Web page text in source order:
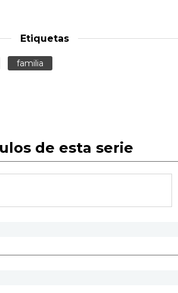
Etiquetas
familia
de esta serie